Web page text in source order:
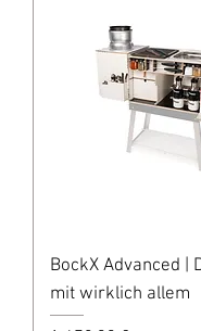
BockX Advanced |
mit wirklich allem